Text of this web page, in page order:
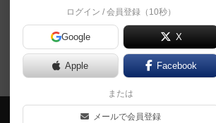
ログイン/無料会員登録
クウィックスのトップに戻る
会員の新しい投稿
ログイン / 会員登録（10秒）
Google X
Apple Facebook
または
メールで会員登録